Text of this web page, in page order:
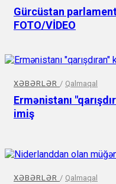
Gürcüstan
FOTO/VİDEO
XƏBƏRLƏR / Qalmaqal
Ermənistanı
imiş
XƏBƏRLƏR / Qalmaqal